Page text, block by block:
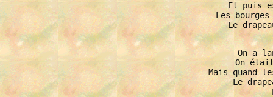
Et puis
Les
Le
On a
On
Mais quand
Le